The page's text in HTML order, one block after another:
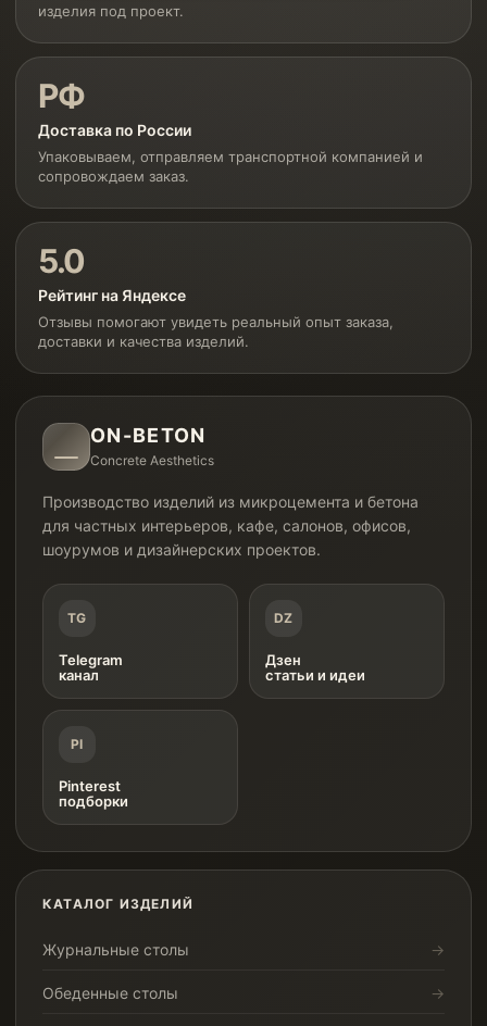
изделия под проект.
РФ
Доставка по России
Упаковываем, отправляем транспортной компанией и
сопровождаем заказ.
5.0
Рейтинг на Яндексе
Отзывы помогают увидеть реальный опыт заказа,
доставки и качества изделий.
ON-BETON
Concrete Aesthetics
Производство изделий из микроцемента и бетона
для частных интерьеров, кафе, салонов, офисов,
шоурумов и дизайнерских проектов.
TG
Telegram
канал
DZ
Дзен
статьи и идеи
PI
Pinterest
подборки
КАТАЛОГ ИЗДЕЛИЙ
Журнальные столы
Обеденные столы